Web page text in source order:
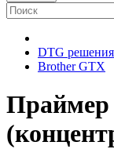
DTG решения
Brother GTX
Праймер